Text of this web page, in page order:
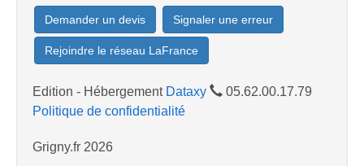
Demander un devis Signaler une erreur
Rejoindre le réseau LaFrance
Edition - Hébergement Dataxy
05.62.00.17.79
Politique de confidentialité
Grigny.fr 2026